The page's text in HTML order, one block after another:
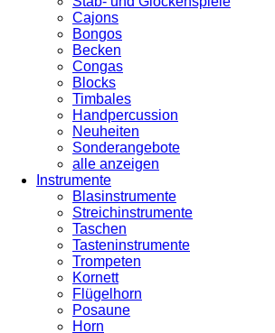
Cajons
Bongos
Becken
Congas
Blocks
Timbales
Handpercussion
Neuheiten
Sonderangebote
alle anzeigen
Instrumente
Blasinstrumente
Streichinstrumente
Taschen
Tasteninstrumente
Trompeten
Kornett
Flügelhorn
Posaune
Horn